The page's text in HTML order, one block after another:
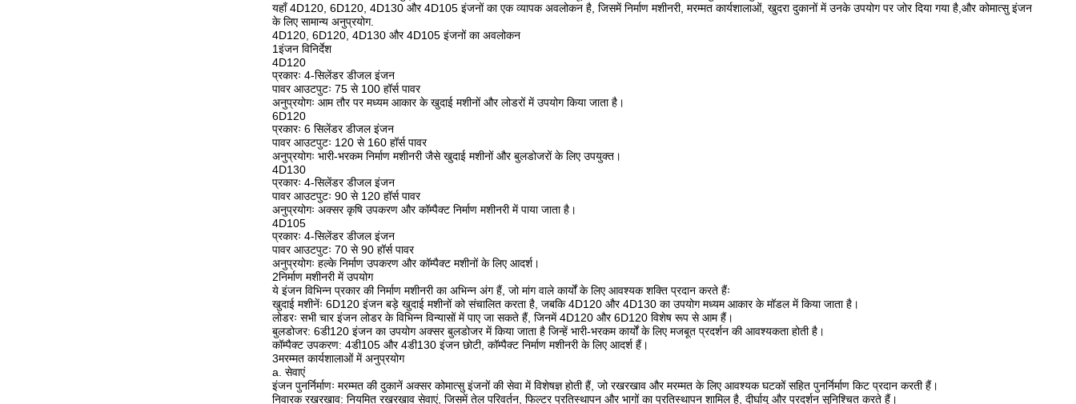
यहाँ 4D120, 6D120, 4D130 और 4D105 इंजनों का एक व्यापक अवलोकन है, जिसमें निर्माण मशीनरी, मरम्मत कार्यशालाओं, खुदरा दुकानों में उनके उपयोग पर जोर दिया गया है,और कोमात्सु इंजन
के लिए सामान्य अनुप्रयोग.
4D120, 6D120, 4D130 और 4D105 इंजनों का अवलोकन
1इंजन विनिर्देश
4D120
प्रकारः 4-सिलेंडर डीजल इंजन
पावर आउटपुटः 75 से 100 हॉर्स पावर
अनुप्रयोगः आम तौर पर मध्यम आकार के खुदाई मशीनों और लोडरों में उपयोग किया जाता है।
6D120
प्रकारः 6 सिलेंडर डीजल इंजन
पावर आउटपुटः 120 से 160 हॉर्स पावर
अनुप्रयोगः भारी-भरकम निर्माण मशीनरी जैसे खुदाई मशीनों और बुलडोजरों के लिए उपयुक्त।
4D130
प्रकारः 4-सिलेंडर डीजल इंजन
पावर आउटपुटः 90 से 120 हॉर्स पावर
अनुप्रयोगः अक्सर कृषि उपकरण और कॉम्पैक्ट निर्माण मशीनरी में पाया जाता है।
4D105
प्रकारः 4-सिलेंडर डीजल इंजन
पावर आउटपुटः 70 से 90 हॉर्स पावर
अनुप्रयोगः हल्के निर्माण उपकरण और कॉम्पैक्ट मशीनों के लिए आदर्श।
2निर्माण मशीनरी में उपयोग
ये इंजन विभिन्न प्रकार की निर्माण मशीनरी का अभिन्न अंग हैं, जो मांग वाले कार्यों के लिए आवश्यक शक्ति प्रदान करते हैंः
खुदाई मशीनेंः 6D120 इंजन बड़े खुदाई मशीनों को संचालित करता है, जबकि 4D120 और 4D130 का उपयोग मध्यम आकार के मॉडल में किया जाता है।
लोडरः सभी चार इंजन लोडर के विभिन्न विन्यासों में पाए जा सकते हैं, जिनमें 4D120 और 6D120 विशेष रूप से आम हैं।
बुलडोजर: 6डी120 इंजन का उपयोग अक्सर बुलडोजर में किया जाता है जिन्हें भारी-भरकम कार्यों के लिए मजबूत प्रदर्शन की आवश्यकता होती है।
कॉम्पैक्ट उपकरण: 4डी105 और 4डी130 इंजन छोटी, कॉम्पैक्ट निर्माण मशीनरी के लिए आदर्श हैं।
3मरम्मत कार्यशालाओं में अनुप्रयोग
a. सेवाएं
इंजन पुनर्निर्माणः मरम्मत की दुकानें अक्सर कोमात्सु इंजनों की सेवा में विशेषज्ञ होती हैं, जो रखरखाव और मरम्मत के लिए आवश्यक घटकों सहित पुनर्निर्माण किट प्रदान करती हैं।
निवारक रखरखाव: नियमित रखरखाव सेवाएं, जिसमें तेल परिवर्तन, फिल्टर प्रतिस्थापन और भागों का प्रतिस्थापन शामिल है, दीर्घायु और प्रदर्शन सुनिश्चित करते हैं।